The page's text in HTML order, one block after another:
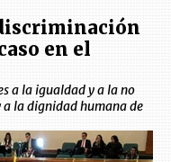
en el
a la igualdad y a la no
la dignidad humana de